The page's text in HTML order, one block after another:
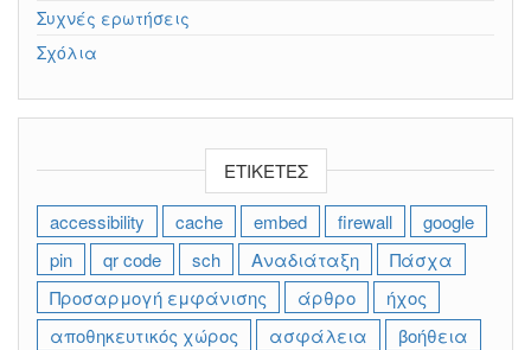
Συχνές ερωτήσεις
Σχόλια
ΕΤΙΚΈΤΕΣ
accessibility cache embed firewall
google
pin
qr code sch Αναδιάταξη
Πάσχα
Προσαρμογή εμφάνισης
άρθρο
ήχος
αποθηκευτικός χώρος
ασφάλεια
βοήθεια